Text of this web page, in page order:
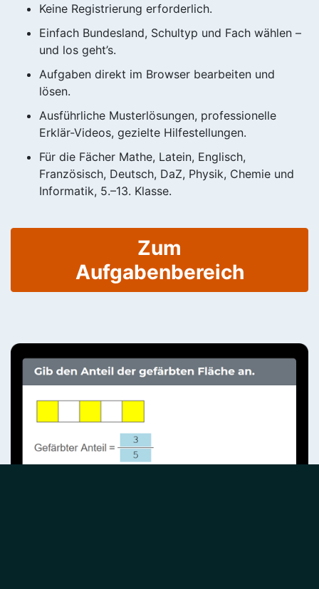
Keine Registrierung erforderlich.
Einfach Bundesland, Schultyp und Fach wählen –
und los geht’s.
Aufgaben direkt im Browser bearbeiten und
lösen.
Ausführliche Musterlösungen, professionelle
Erklär-Videos, gezielte Hilfestellungen.
Für die Fächer Mathe, Latein, Englisch,
Französisch, Deutsch, DaZ, Physik, Chemie und
Informatik, 5.–13. Klasse.
Zum
Aufgabenbereich